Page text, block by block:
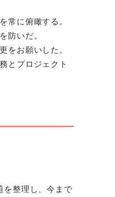
常に俯瞰する。
防いだ。
をお願いした。
とプロジェクト
を整理し、今まで